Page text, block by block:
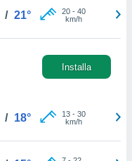
/ 21° 20- 40
km/h
Installa
/ 18° 13- 30
km/h